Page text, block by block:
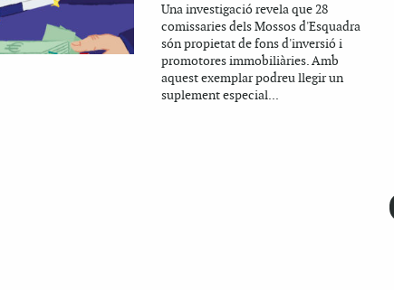
Una investigació revela que 28
comissaries dels Mossos d'Esquadra
són propietat de fons d'inversió i
promotores immobiliàries. Amb
aquest exemplar podreu llegir un
suplement especial...